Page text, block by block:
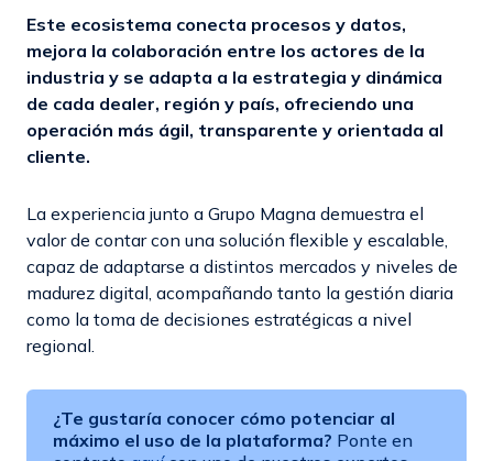
Este ecosistema conecta procesos y datos,
mejora la colaboración entre los actores de la
industria y se adapta a la estrategia y dinámica
de cada dealer, región y país, ofreciendo una
operación más ágil, transparente y orientada al
cliente.
La experiencia junto a Grupo Magna demuestra el
valor de contar con una solución flexible y escalable,
capaz de adaptarse a distintos mercados y niveles de
madurez digital, acompañando tanto la gestión diaria
como la toma de decisiones estratégicas a nivel
regional.
¿Te gustaría conocer cómo potenciar al
máximo el uso de la plataforma? Ponte en